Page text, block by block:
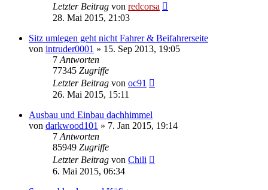
Letzter Beitrag von redcorsa
28. Mai 2015, 21:03
Sitz umlegen geht nicht Fahrer & Beifahrerseite
von intruder0001 » 15. Sep 2013, 19:05
7 Antworten
77345 Zugriffe
Letzter Beitrag von oc91
26. Mai 2015, 15:11
Ausbau und Einbau dachhimmel
von darkwood101 » 7. Jan 2015, 19:14
7 Antworten
85949 Zugriffe
Letzter Beitrag von Chili
6. Mai 2015, 06:34